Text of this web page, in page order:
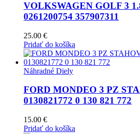
VOLKSWAGEN GOLF 3
0261200754 357907311
25.00 €
Pridať do košíka
Náhradné Diely
FORD MONDEO 3 PZ
0130821772 0 130 821 772
15.00 €
Pridať do košíka